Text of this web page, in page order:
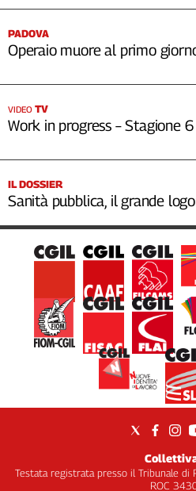
PADOVA
Operaio muore al primo
VIDEO TV
Work in progress – Stagione
IL DOSSIER
Sanità pubblica, il grande
Testata registrata presso il Tribunale di
ROC